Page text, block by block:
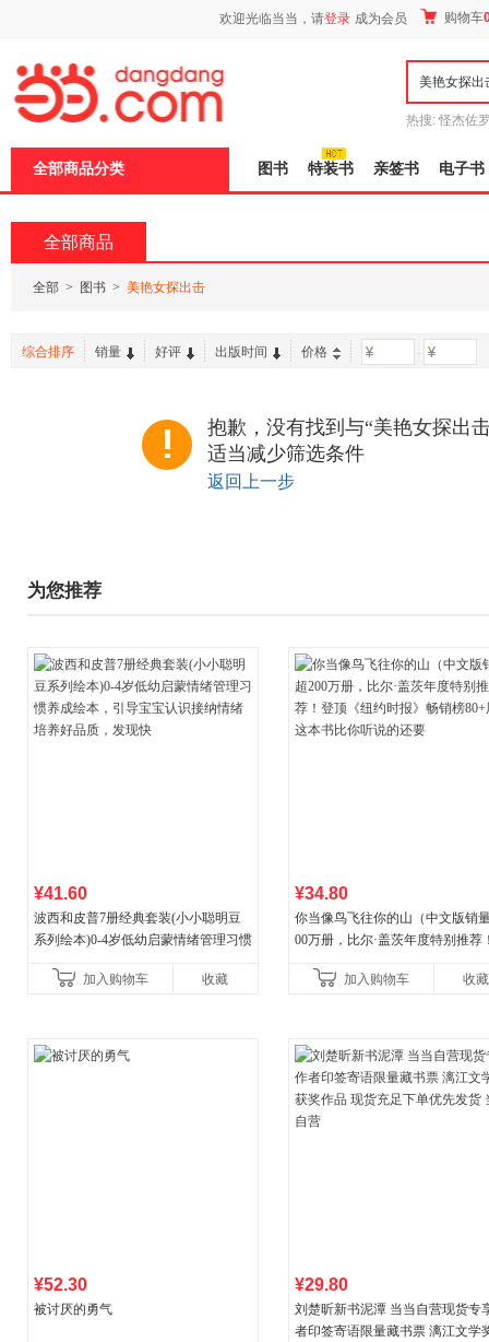
欢迎光临当当，请登录 成为会员 购物车
热搜: 怪杰佐
全部商品分类 图书 特装书 亲签书 电子书
全部商品
全部 > 图书 > 美艳女探出击
综合排序 销量 好评 出版时间 价格 -
抱歉，没有找到与“美艳女探出
适当减少筛选条件
返回上一步
为您推荐
¥41.60
波西和皮普7册经典套装(小小聪明豆
系列绘本)0-4岁低幼启蒙情绪管理习惯
养好品质，发现快
加入购物车 收藏
¥34.80
你当像鸟飞往你的山（中文版销
00万册，比尔·盖茨年度特别推荐
比你听说的还要
加入购物车 收藏
¥52.30
被讨厌的勇气
¥29.80
刘楚昕新书泥潭 当当自营现货专
者印签寄语限量藏书票 漓江文学
页
加